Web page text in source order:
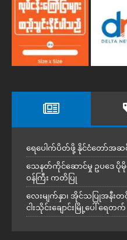
ရေပေါက်ပိတ်ဖို့ နိုင်ငံတော်အ
သေနတ်ကိုင်ဆောင်မှု ဥပဒေ ပို
ဝန်ကြီး ကတိပြု
လေးမျက်နှာ၊ အိုင်သပြုအနီးတ
ငါးသိုင်းချောင်းမြို့ပေါ် ရေတက်